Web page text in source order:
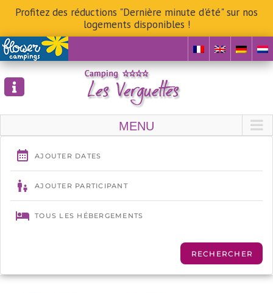
Profitez des réductions "Dernière minute d'été" sur nos
logements disponibles !
Skip
to
content